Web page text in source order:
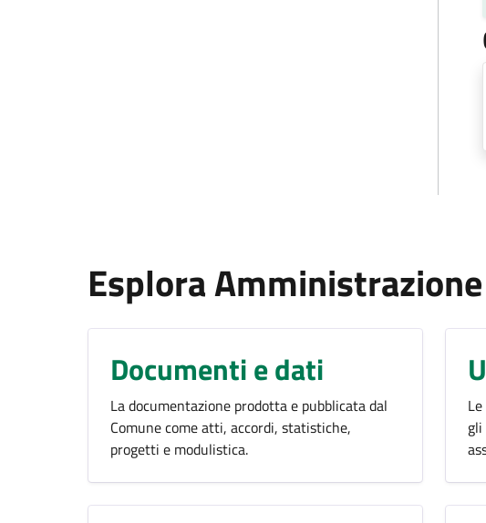
Esplora Amministrazione
Documenti e dati
La documentazione prodotta e pubblicata dal
Comune come atti, accordi, statistiche,
progetti e modulistica.